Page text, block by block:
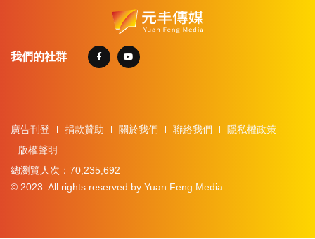
我們的社群
廣告刊登 捐款贊助 關於我們 聯絡我們
隱私權政策
版權聲明
總瀏覽人次：70,235,692
© 2023. All rights reserved by Yuan Feng Media.